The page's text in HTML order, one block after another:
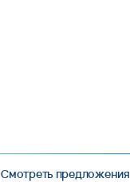
Смотреть предложения